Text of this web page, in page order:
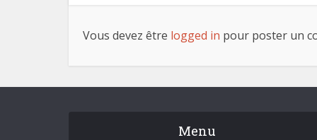
Vous devez être logged in pour poster un
Menu